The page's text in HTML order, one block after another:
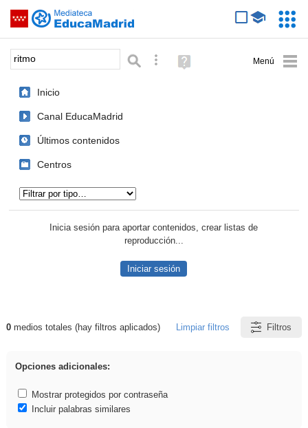
Saltar navegación
Palabra o frase: Búsqueda avanzada
Ayuda
(en
Inicio
Canal EducaMadrid
Últimos contenidos
Centros
Inicia sesión para aportar contenidos, crear listas de
reproducción...
Iniciar sesión
Resultados de: ritmo
0medios totales (hay filtros aplicados) Limpiar filtros Filtros
Opciones adicionales:
Mostrar protegidos por contraseña
Incluir palabras similares